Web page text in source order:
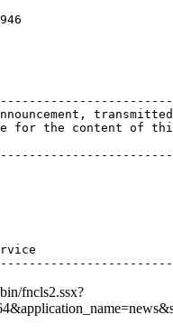
for the content of
fncls2.ssx?